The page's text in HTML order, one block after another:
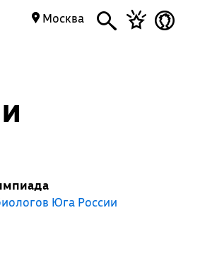
Москва
Юга России